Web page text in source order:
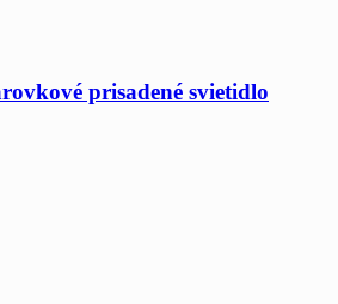
prisadené svietidlo